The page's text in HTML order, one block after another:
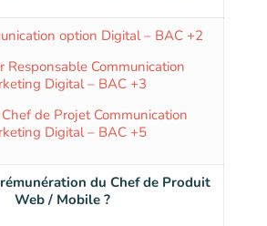
option Digital – BAC +2
Responsable Communication
Digital – BAC +3
de Projet Communication
Digital – BAC +5
du Chef de Produit
Web / Mobile ?